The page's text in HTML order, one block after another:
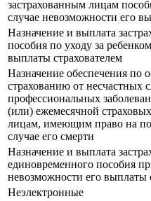
застрахованным лицам
случае невозможности его
Назначение и выплата
пособия по уходу за
выплаты страхователем
Назначение обеспечения по
страхованию от несчастных
профессиональных
(или) ежемесячной
лицам, имеющим право на
случае его смерти
Назначение и выплата
единовременного пособия
невозможности его выплаты
Неэлектронные